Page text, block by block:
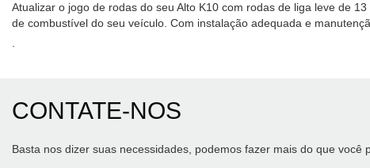
Atualizar o jogo de rodas do seu Alto K10 com rodas de liga leve de
de combustível do seu veículo. Com instalação adequada e
CONTATE-NOS
Basta nos dizer suas necessidades, podemos fazer mais do que você